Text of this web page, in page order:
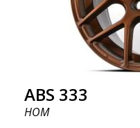
ABS 333
HOM